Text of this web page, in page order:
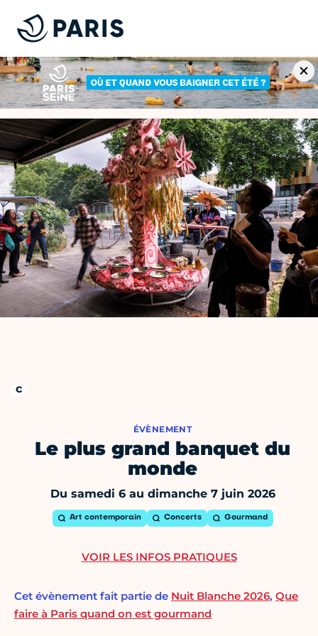
ÉVÈNEMENT
Le plus grand banquet du
monde
Du samedi 6 au dimanche 7 juin 2026
Art contemporain Concerts Gourmand
Cet évènement fait partie de Nuit Blanche 2026, Que
faire à Paris quand on est gourmand
VOIR LES INFOS PRATIQUES